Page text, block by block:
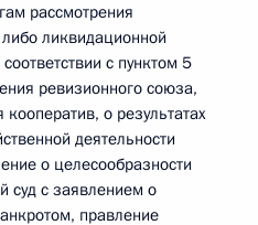
рассмотрения
ликвидационной
с пунктом 5
ревизионного союза,
о результатах
деятельности
о целесообразности
суд с заявлением о
правление